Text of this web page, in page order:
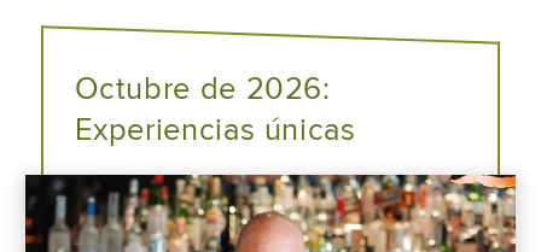
Octubre de 2026:
Experiencias únicas